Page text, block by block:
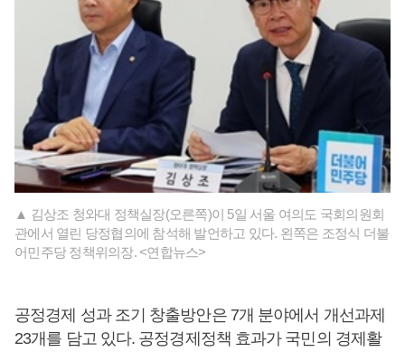
▲ 김상조 청와대 정책실장(오른쪽)이 5일 서울 여의도 국회의원회
관에서 열린 당정협의에 참석해 발언하고 있다. 왼쪽은 조정식 더불
어민주당 정책위의장. <연합뉴스>
공정경제 성과 조기 창출방안은 7개 분야에서 개선과제
23개를 담고 있다. 공정경제정책 효과가 국민의 경제활